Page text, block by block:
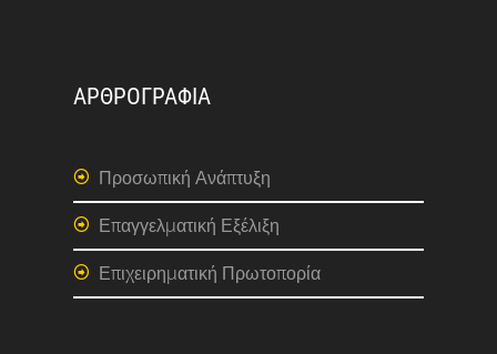
ΑΡΘΡΟΓΡΑΦΙΑ
Προσωπική Ανάπτυξη
Επαγγελματική Εξέλιξη
Επιχειρηματική Πρωτοπορία